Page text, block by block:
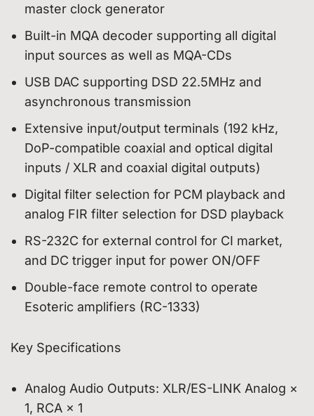
master clock generator
Built-in MQA decoder supporting all digital
input sources as well as MQA-CDs
USB DAC supporting DSD 22.5MHz and
asynchronous transmission
Extensive input/output terminals (192 kHz,
DoP-compatible coaxial and optical digital
inputs / XLR and coaxial digital outputs)
Digital filter selection for PCM playback and
analog FIR filter selection for DSD playback
RS-232C for external control for CI market,
and DC trigger input for power ON/OFF
Double-face remote control to operate
Esoteric amplifiers (RC-1333)
Key Specifications
Analog Audio Outputs: XLR/ES-LINK Analog ×
1, RCA × 1